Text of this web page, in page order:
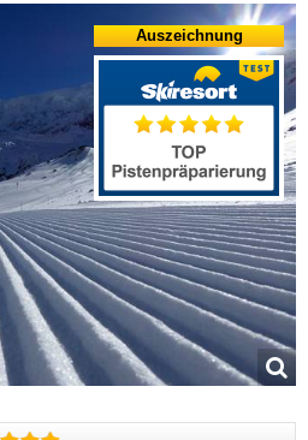
Auszeichnung